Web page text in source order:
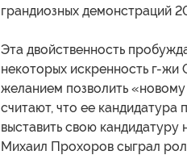
грандиозных демонстраций
Эта двойственность
некоторых искренность г-
желанием позволить
считают, что ее кандидатура
выставить свою
Михаил Прохоров сыграл